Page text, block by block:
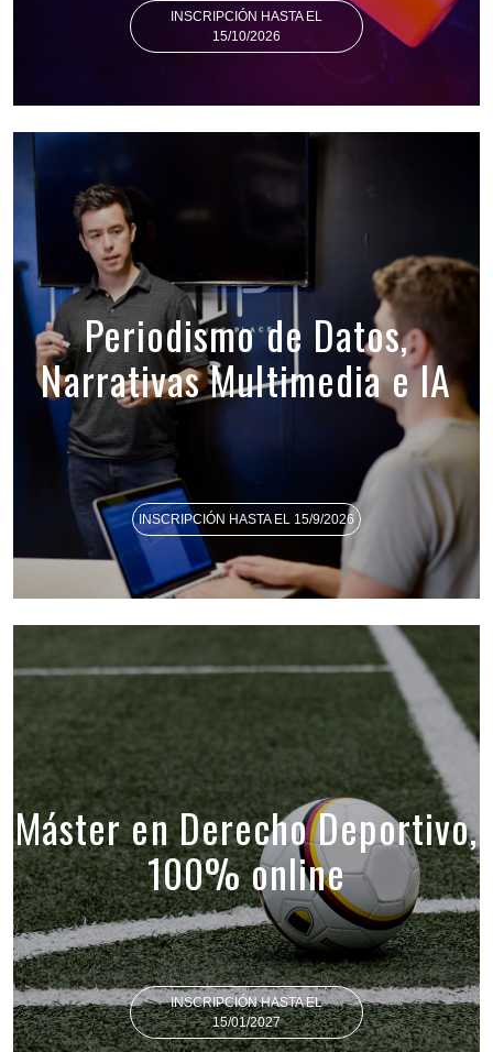
INSCRIPCIÓN HASTA EL
15/10/2026
Periodismo de Datos,
Narrativas Multimedia e IA
INSCRIPCIÓN HASTA EL 15/9/2026
Máster en Derecho Deportivo,
100% online
INSCRIPCIÓN HASTA EL
15/01/2027